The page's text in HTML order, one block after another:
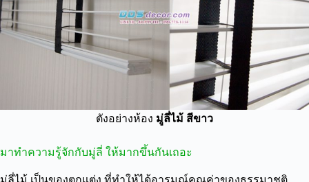
ตังอย่างห้อง มู่ลี่ไม้ สีขาว
มาทำความรู้จักกับมู่ลี่ ให้มากขึ้นกันเถอะ